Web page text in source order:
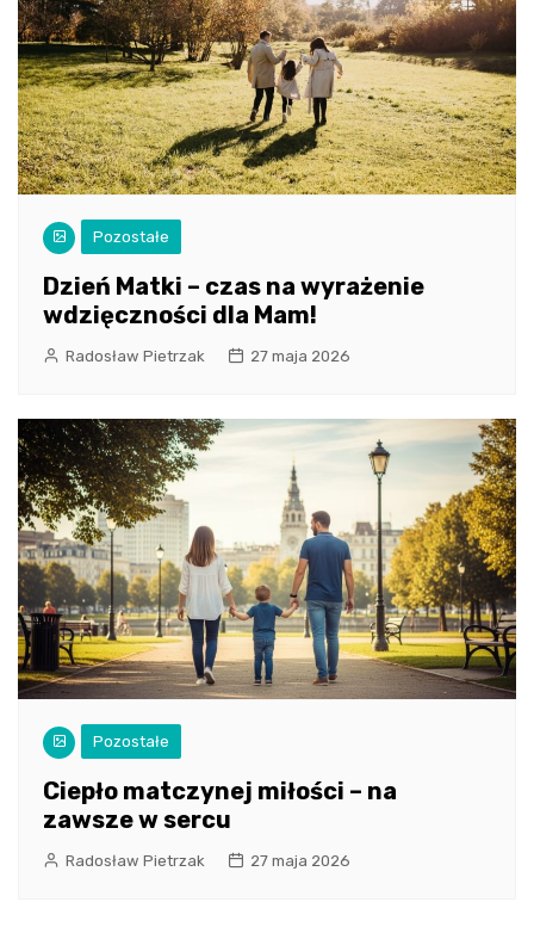
Pozostałe
Dzień Matki – czas na wyrażenie
wdzięczności dla Mam!
Radosław Pietrzak 27 maja 2026
Pozostałe
Ciepło matczynej miłości – na
zawsze w sercu
Radosław Pietrzak 27 maja 2026